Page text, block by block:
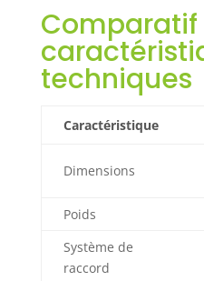
Comparatif
techniques
Caractéristique
Dimensions
Poids
Système de
raccord